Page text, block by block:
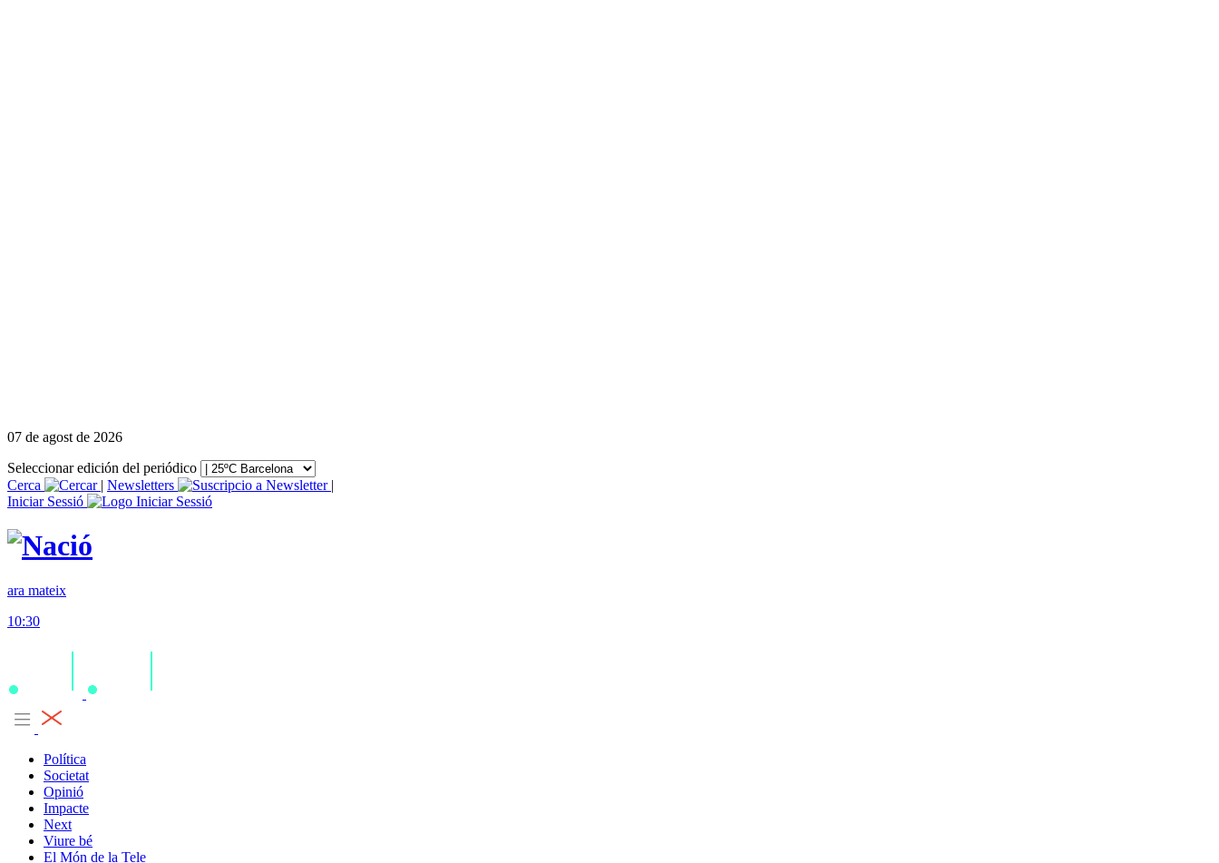
07 de agost de 2026
Seleccionar edición del periódico
Cerca
| Newsletters
|
Iniciar Sessió
ara mateix
10:30
Política
Societat
Opinió
Impacte
Next
Viure bé
El Món de la Tele